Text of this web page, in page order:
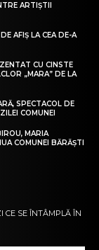
ARTIȘTII
AFIȘ LA CEA DE-A
CU CINSTE
„MARA” DE LA
SPECTACOL DE
COMUNEI
MARIA
COMUNEI BĂRĂȘTI
CE SE ÎNTÂMPLĂ ÎN